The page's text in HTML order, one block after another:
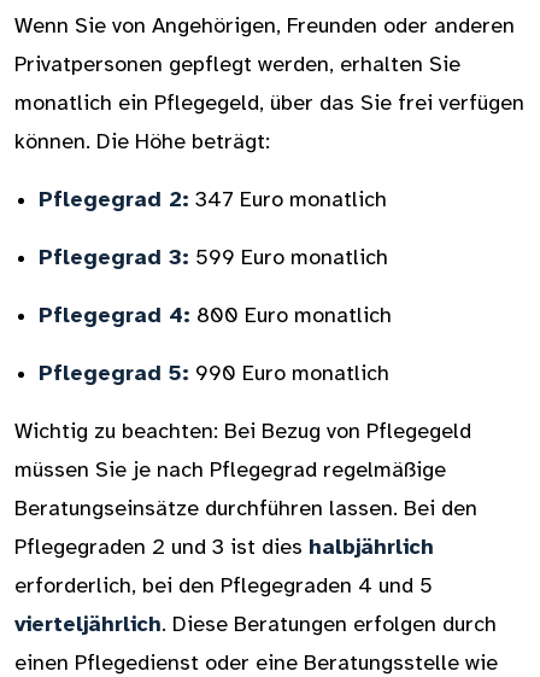
Wenn Sie von Angehörigen, Freunden oder anderen
Privatpersonen gepflegt werden, erhalten Sie
monatlich ein Pflegegeld, über das Sie frei verfügen
können. Die Höhe beträgt:
Pflegegrad 2: 347 Euro monatlich
Pflegegrad 3: 599 Euro monatlich
Pflegegrad 4: 800 Euro monatlich
Pflegegrad 5: 990 Euro monatlich
Wichtig zu beachten: Bei Bezug von Pflegegeld
müssen Sie je nach Pflegegrad regelmäßige
Beratungseinsätze durchführen lassen. Bei den
Pflegegraden 2 und 3 ist dies halbjährlich
erforderlich, bei den Pflegegraden 4 und 5
vierteljährlich. Diese Beratungen erfolgen durch
einen Pflegedienst oder eine Beratungsstelle wie